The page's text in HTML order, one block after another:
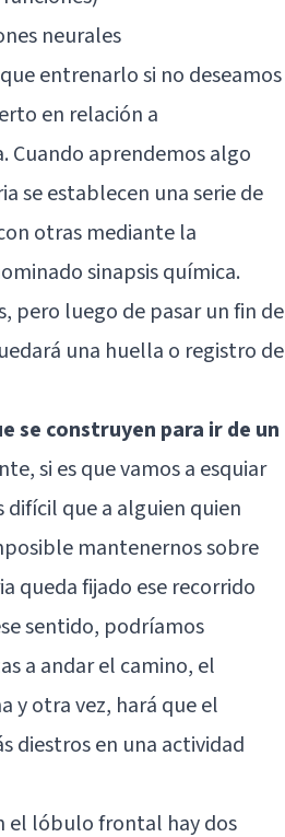
neurales
entrenarlo si no deseamos
en relación a
Cuando aprendemos algo
se establecen una serie de
otras mediante la
sinapsis química.
pero luego de pasar un fin de
una huella o registro de
se construyen para ir de un
si es que vamos a esquiar
que a alguien quien
mantenernos sobre
queda fijado ese recorrido
sentido, podríamos
a andar el camino, el
y otra vez, hará que el
diestros en una actividad
el lóbulo frontal hay dos